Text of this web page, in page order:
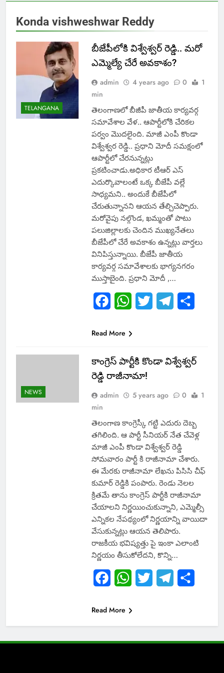
Konda vishweshwar Reddy
TELANGANA
బీజేపీలోకి విశ్వేశ్వర్ రెడ్డి.. మరో
ఎమ్మెల్యే చేరే అవకాశం?
admin 4 years ago 0
1
min
తెలంగాణలో బీజీపీ జాతీయ కార్యవర్గ
సమావేశాల వేళ.. ఆపార్టీలోకి చేరికల
పర్వం మొదలైంది. మాజీ ఎంపీ కొండా
విశ్వేశ్వర రెడ్డి.. ప్రధాని మోదీ సమక్షంలో
ఆపార్టీలో చేరనున్నట్లు
ప్రకటించాడు.అధికార టీఆర్ ఎస్
ఎదుర్కొవాలంటే ఒక్క బీజేపీ వల్లే
సాధ్యమని.. అందుకే బీజేపీలో
చేరుతున్నానని ఆయన తేల్చిచెప్పారు.
మరోవైపు నల్గొండ, ఖమ్మంతో పాటు
పలుజిల్లాలకు చెందిన ముఖ్యనేతలు
బీజేపీలో చేరే అవకాశం ఉన్నట్లు వార్తలు
వినిపిస్తున్నాయి. బీజేపీ జాతీయ
కార్యవర్గ సమావేశాలకు భాగ్యనగరం
ముస్తాబైంది. ప్రధాని మోదీ ,…
FacebookWhatsApp
Twitter Telegram
Read More
NEWS
కాంగ్రెస్ పార్టీకి కొండా విశ్వేశ్వర్
రెడ్డి రాజీనామా!
admin 5 years ago 0
1
min
తెలంగాణ కాంగ్రెస్కీ గట్టి ఎదురు దెబ్బ
తగిలింది. ఆ పార్టీ సీనియర్ నేత చేవెళ్ల
మాజీ ఎంపీ కొండా విశ్వేశ్వర్ రెడ్డి
సోమవారం పార్టీ కి రాజీనామా చేశారు.
ఈ మేరకు రాజీనామా లేఖను పిసిసి చీఫ్
కుమార్ రెడ్డికి పంపారు. రెండు నెలల
క్రితమే తాను కాంగ్రెస్ పార్టీకి రాజీనామా
చేయాలని నిర్ణయించుకున్నాని, ఎమ్మెల్సీ
ఎన్నికల నేపథ్యంలో నిర్ణయాన్ని వాయిదా
వేసుకున్నట్లు ఆయన తెలిపారు.
రాజకీయ భవిష్యత్తు పై ఇంకా ఎలాంటి
నిర్ణయం తీసుకోలేదని, కొన్ని…
FacebookWhatsApp
Twitter Telegram
Read More